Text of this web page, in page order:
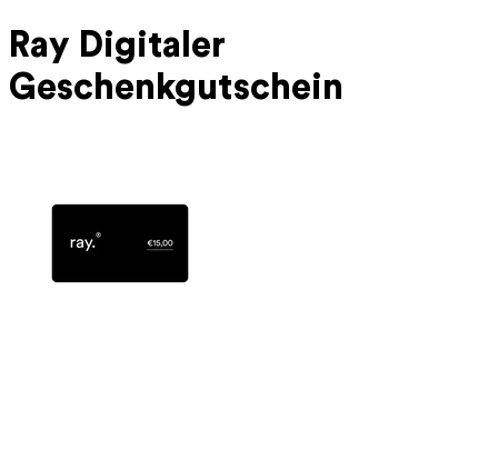
Ray Digitaler
Geschenkgutschein